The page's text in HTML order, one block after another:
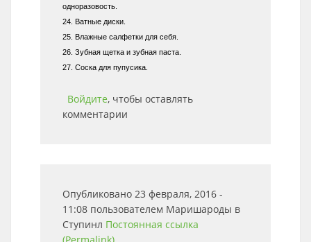
одноразовость.
24. Ватные диски.
25. Влажные салфетки для себя.
26. Зубная щетка и зубная паста.
27. Соска для пупусика.
Войдите, чтобы оставлять
комментарии
Опубликовано 23 февраля, 2016 -
11:08 пользователем Маришароды в
Ступинл Постоянная ссылка